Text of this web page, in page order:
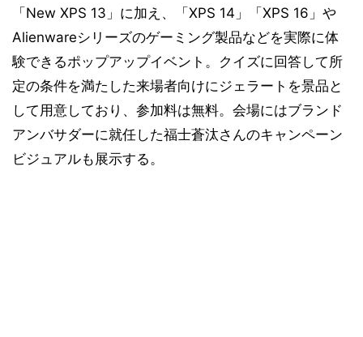
「New XPS 13」に加え、「XPS 14」「XPS 16」や
Alienwareシリーズのゲーミング製品などを実際に体
験できるポップアップイベント。クイズに回答して所
定の条件を満たした来場者向けにジェラートを景品と
して用意しており、参加料は無料。会場にはブランド
アンバサダーに就任した福士蒼汰さんのキャンペーン
ビジュアルも展示する。